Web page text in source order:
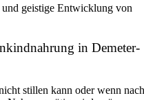
geistige Entwicklung von
in Demeter-
stillen kann oder wenn nach